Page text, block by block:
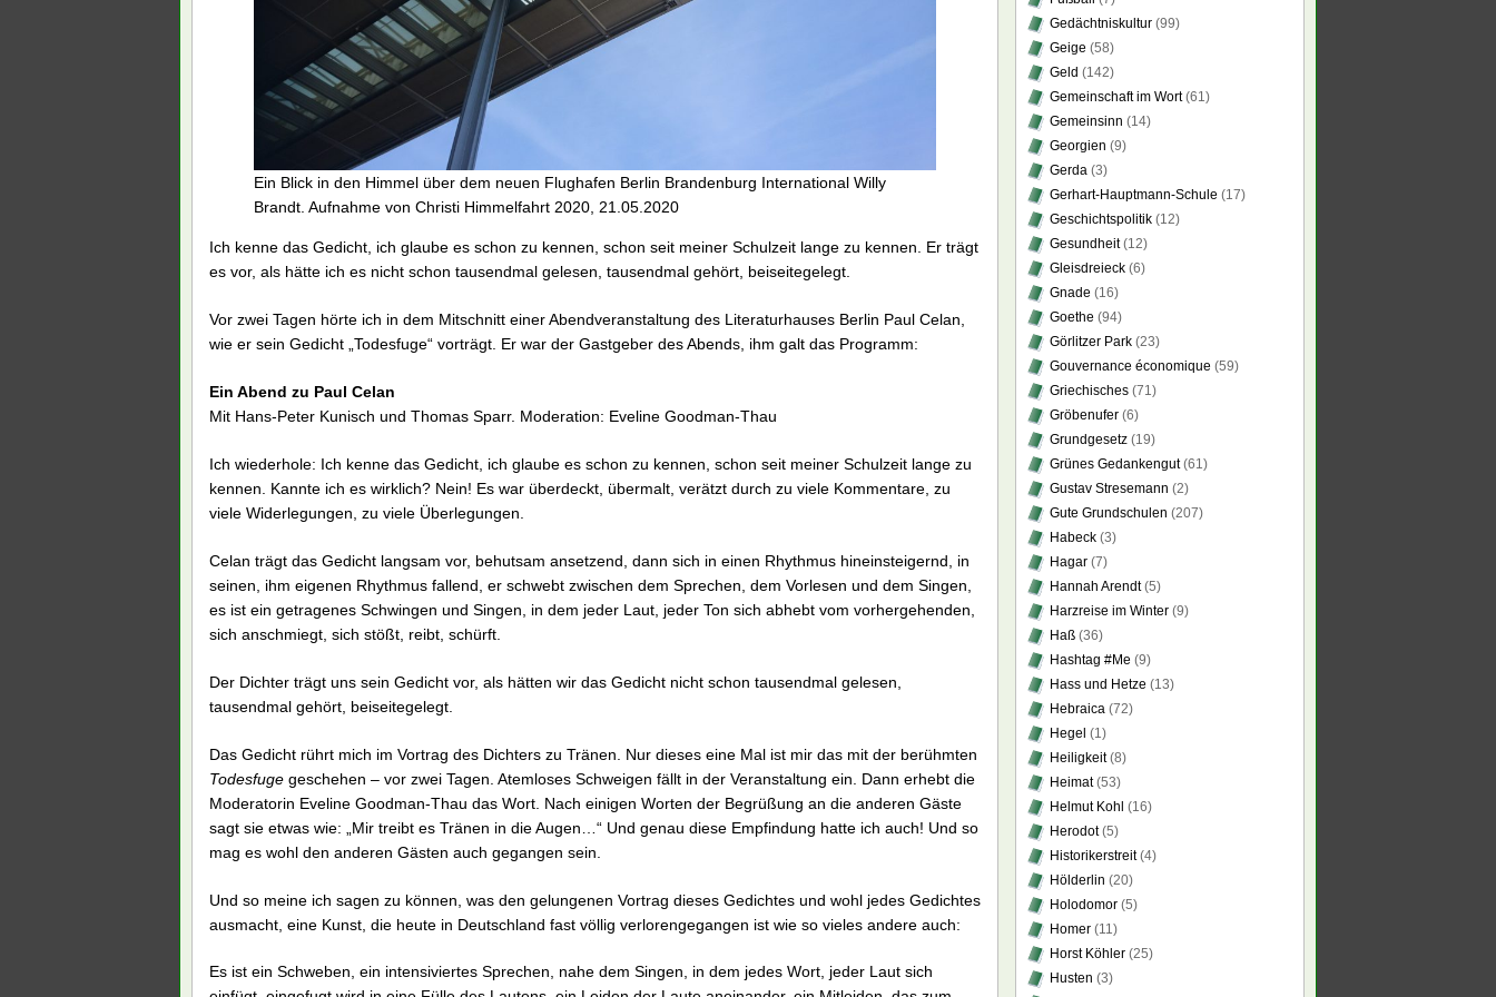
Ein Blick in den Himmel über dem neuen Flughafen Berlin Brandenburg International Willy
Brandt. Aufnahme von Christi Himmelfahrt 2020, 21.05.2020
Ich kenne das Gedicht, ich glaube es schon zu kennen, schon seit meiner Schulzeit lange zu kennen. Er trägt
es vor, als hätte ich es nicht schon tausendmal gelesen, tausendmal gehört, beiseitegelegt.
Vor zwei Tagen hörte ich in dem Mitschnitt einer Abendveranstaltung des Literaturhauses Berlin Paul Celan,
wie er sein Gedicht „Todesfuge“ vorträgt. Er war der Gastgeber des Abends, ihm galt das Programm:
Ein Abend zu Paul Celan
Mit Hans-Peter Kunisch und Thomas Sparr. Moderation: Eveline Goodman-Thau
Ich wiederhole: Ich kenne das Gedicht, ich glaube es schon zu kennen, schon seit meiner Schulzeit lange zu
kennen. Kannte ich es wirklich? Nein! Es war überdeckt, übermalt, verätzt durch zu viele Kommentare, zu
viele Widerlegungen, zu viele Überlegungen.
Celan trägt das Gedicht langsam vor, behutsam ansetzend, dann sich in einen Rhythmus hineinsteigernd, in
seinen, ihm eigenen Rhythmus fallend, er schwebt zwischen dem Sprechen, dem Vorlesen und dem Singen,
es ist ein getragenes Schwingen und Singen, in dem jeder Laut, jeder Ton sich abhebt vom vorhergehenden,
sich anschmiegt, sich stößt, reibt, schürft.
Der Dichter trägt uns sein Gedicht vor, als hätten wir das Gedicht nicht schon tausendmal gelesen,
tausendmal gehört, beiseitegelegt.
Das Gedicht rührt mich im Vortrag des Dichters zu Tränen. Nur dieses eine Mal ist mir das mit der berühmten
Todesfuge geschehen – vor zwei Tagen. Atemloses Schweigen fällt in der Veranstaltung ein. Dann erhebt die
Moderatorin Eveline Goodman-Thau das Wort. Nach einigen Worten der Begrüßung an die anderen Gäste
sagt sie etwas wie: „Mir treibt es Tränen in die Augen…“ Und genau diese Empfindung hatte ich auch! Und so
mag es wohl den anderen Gästen auch gegangen sein.
Und so meine ich sagen zu können, was den gelungenen Vortrag dieses Gedichtes und wohl jedes Gedichtes
ausmacht, eine Kunst, die heute in Deutschland fast völlig verlorengegangen ist wie so vieles andere auch:
Es ist ein Schweben, ein intensiviertes Sprechen, nahe dem Singen, in dem jedes Wort, jeder Laut sich
Gedächtniskultur (99)
Geige (58)
Geld (142)
Gemeinschaft im Wort(61)
Gemeinsinn (14)
Georgien (9)
Gerda (3)
Gerhart-Hauptmann-Schule (17)
Geschichtspolitik (12)
Gesundheit(12)
Gleisdreieck (6)
Gnade (16)
Goethe (94)
Görlitzer Park (23)
Gouvernance économique (59)
Griechisches (71)
Gröbenufer (6)
Grundgesetz (19)
Grünes Gedankengut(61)
Gustav Stresemann (2)
Gute Grundschulen (207)
Habeck (3)
Hagar (7)
Hannah Arendt(5)
Harzreise im Winter (9)
Haß (36)
Hashtag #Me (9)
Hass und Hetze (13)
Hebraica (72)
Hegel (1)
Heiligkeit(8)
Heimat(53)
Helmut Kohl (16)
Herodot(5)
Historikerstreit(4)
Hölderlin (20)
Holodomor (5)
Homer (11)
Horst Köhler (25)
Husten (3)